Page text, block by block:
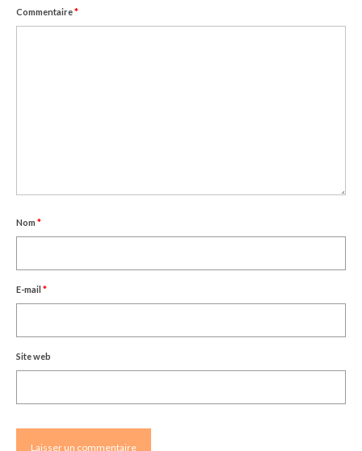
Commentaire*
Nom *
E-mail *
Site web